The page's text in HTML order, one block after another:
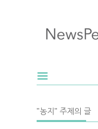
"농지" 주제의 글